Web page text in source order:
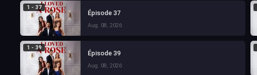
1 - 37
Épisode 37
Aug. 08, 2026
1 - 39
Épisode 39
Aug. 08, 2026